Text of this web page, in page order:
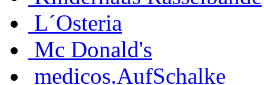
L´Osteria
Mc Donald's
medicos.AufSchalke